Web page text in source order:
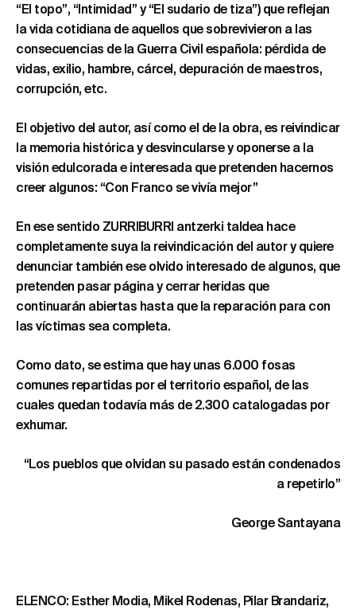
“El topo”, “Intimidad” y “El sudario de tiza”) que reflejan
la vida cotidiana de aquellos que sobrevivieron a las
consecuencias de la Guerra Civil española: pérdida de
vidas, exilio, hambre, cárcel, depuración de maestros,
corrupción, etc.
El objetivo del autor, así como el de la obra, es reivindicar
la memoria histórica y desvincularse y oponerse a la
visión edulcorada e interesada que pretenden hacernos
creer algunos: “Con Franco se vivía mejor”
En ese sentido ZURRIBURRI antzerki taldea hace
completamente suya la reivindicación del autor y quiere
denunciar también ese olvido interesado de algunos, que
pretenden pasar página y cerrar heridas que
continuarán abiertas hasta que la reparación para con
las víctimas sea completa.
Como dato, se estima que hay unas 6.000 fosas
comunes repartidas por el territorio español, de las
cuales quedan todavía más de 2.300 catalogadas por
exhumar.
“Los pueblos que olvidan su pasado están condenados
a repetirlo”
George Santayana
ELENCO: Esther Modia, Mikel Rodenas, Pilar Brandariz,